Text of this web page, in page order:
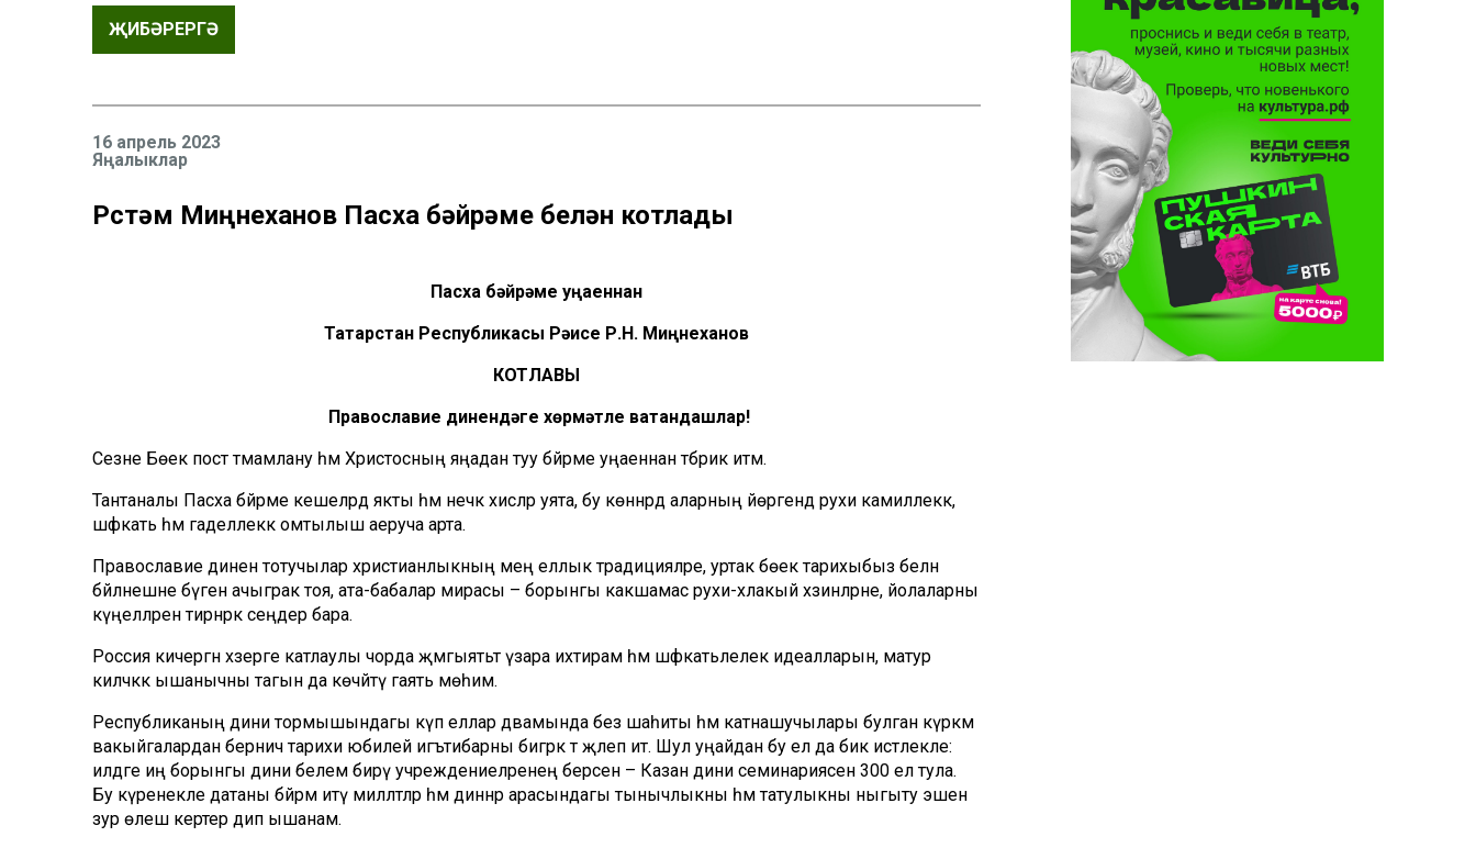
ҖИБӘРЕРГӘ
16 апрель 2023
Яңалыклар
Рөстәм Миңнеханов Пасха бәйрәме белән котлады
Пасха бәйрәме уңаеннан
Татарстан Республикасы Рәисе Р.Н. Миңнеханов
КОТЛАВЫ
Православие динендәге хөрмәтле ватандашлар!
Сезне Бөек пост тәмамлану һәм Христосның яңадан туу бәйрәме уңаеннан тәбрик итәм.
Тантаналы Пасха бәйрәме кешеләрдә якты һәм нечкә хисләр уята, бу көннәрдә аларның йөрәгендә рухи камиллеккә,
шәфкать һәм гаделлеккә омтылыш аеруча арта.
Православие динен тотучылар христианлыкның мең еллык традицияләре, уртак бөек тарихыбыз белән
бәйләнешне бүген ачыграк тоя, ата-бабалар мирасы – борынгы какшамас рухи-әхлакый хәзинәләрне, йолаларны
күңелләренә тирәнрәк сеңдерә бара.
Россия кичергән хәзерге катлаулы чорда җәмгыятьтә үзара ихтирам һәм шәфкатьлелек идеалларын, матур
киләчәккә ышанычны тагын да көчәйтү гаять мөһим.
Республиканың дини тормышындагы күп еллар дәвамында без шаһиты һәм катнашучылары булган күркәм
вакыйгалардан берничә тарихи юбилей игътибарны бигрәк тә җәлеп итә. Шул уңайдан бу ел да бик истәлекле:
илдәге иң борынгы дини белем бирү учреждениеләренең берсенә – Казан дини семинариясенә 300 ел тула.
Бу күренекле датаны бәйрәм итү милләтләр һәм диннәр арасындагы тынычлыкны һәм татулыкны ныгыту эшенә
зур өлеш кертер дип ышанам.